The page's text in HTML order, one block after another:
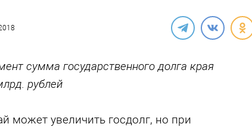
сумма государственного долга края
рублей
может увеличить госдолг, но при